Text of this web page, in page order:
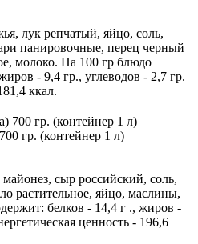
лук репчатый, яйцо, соль,
панировочные, перец черный
молоко. На 100 гр блюдо
- 9,4 гр., углеводов - 2,7 гр.
ккал.
гр. (контейнер 1 л)
сыр российский, соль,
растительное, яйцо, маслины,
белков - 14,4 г ., жиров -
ценность - 196,6